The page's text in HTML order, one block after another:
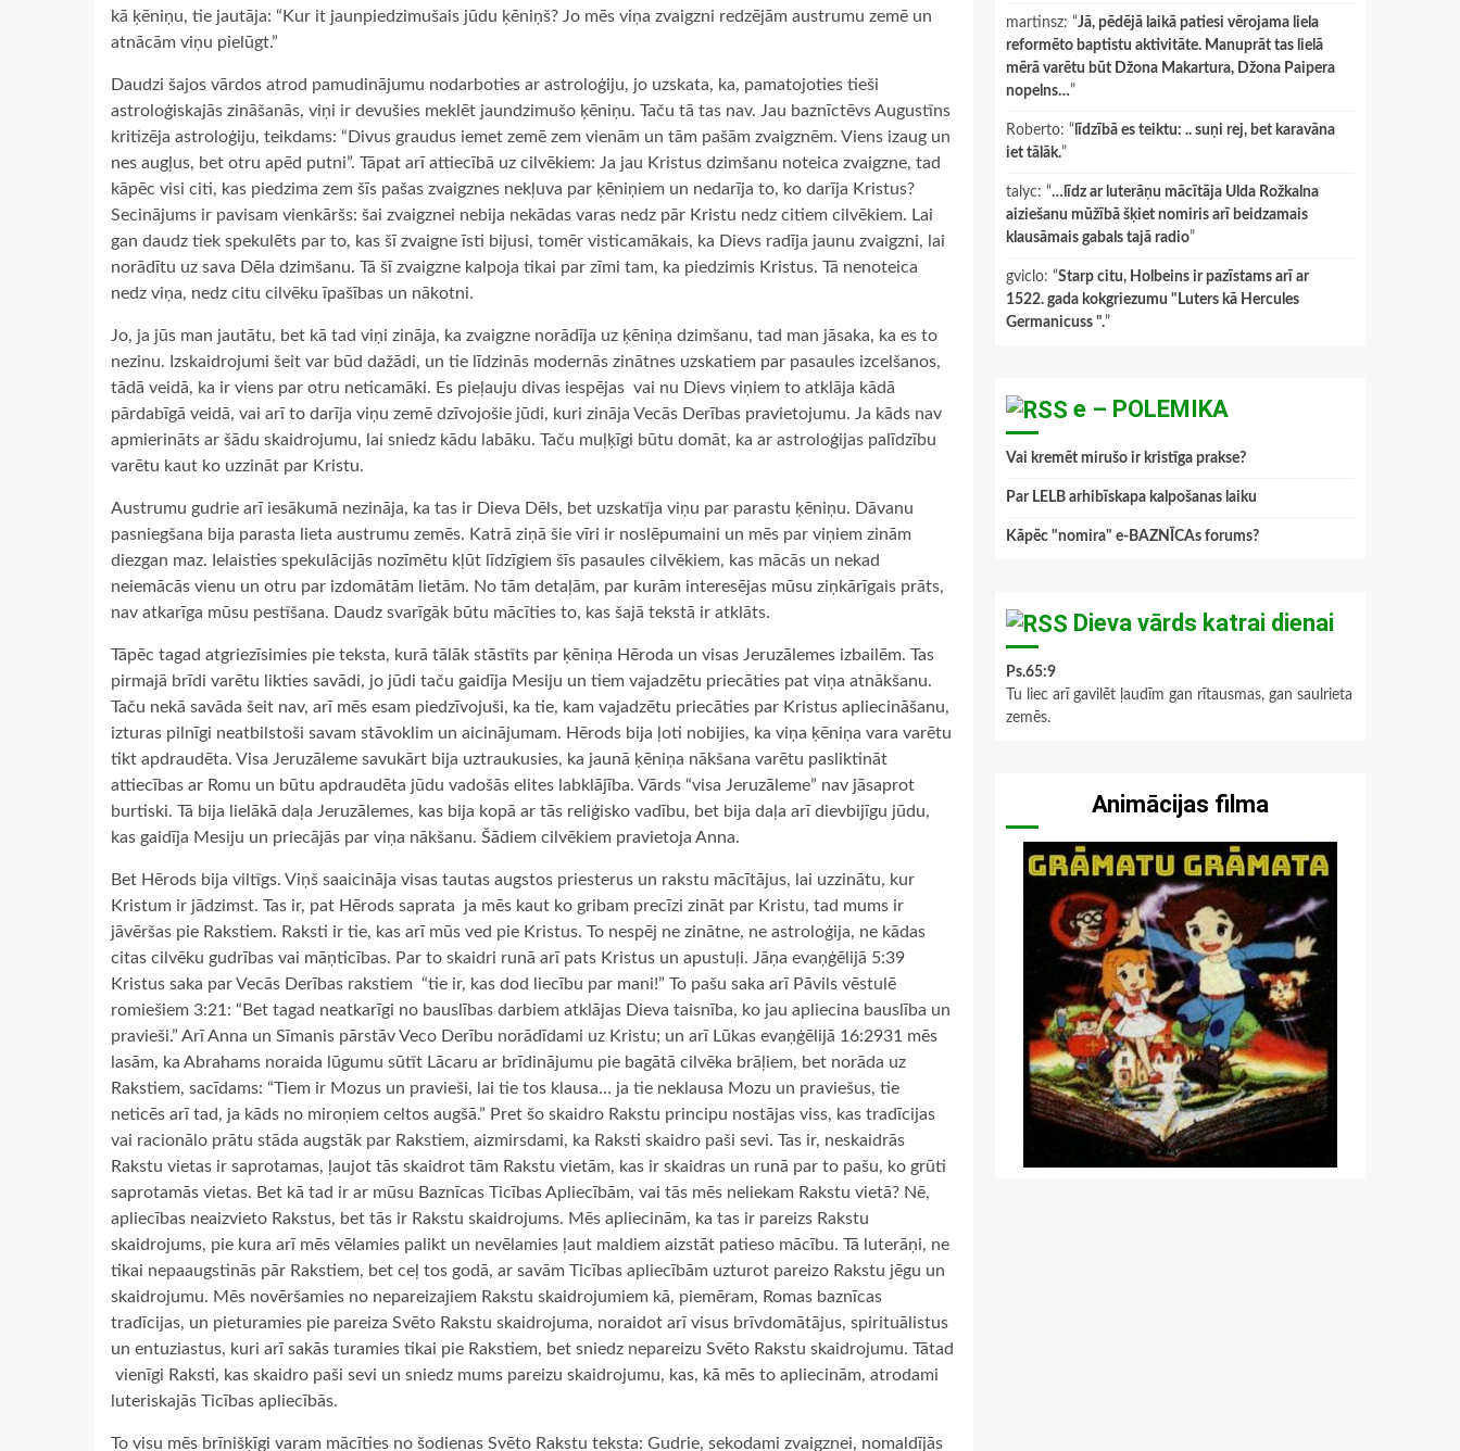
kā ķēniņu, tie jautāja: “Kur it jaunpiedzimušais jūdu ķēniņš? Jo mēs viņa zvaigzni redzējām austrumu zemē un
atnācām viņu pielūgt.”
Daudzi šajos vārdos atrod pamudinājumu nodarboties ar astroloģiju, jo uzskata, ka, pamatojoties tieši
astroloģiskajās zināšanās, viņi ir devušies meklēt jaundzimušo ķēniņu. Taču tā tas nav. Jau baznīctēvs Augustīns
kritizēja astroloģiju, teikdams: “Divus graudus iemet zemē zem vienām un tām pašām zvaigznēm. Viens izaug un
nes augļus, bet otru apēd putni”. Tāpat arī attiecībā uz cilvēkiem: Ja jau Kristus dzimšanu noteica zvaigzne, tad
kāpēc visi citi, kas piedzima zem šīs pašas zvaigznes nekļuva par ķēniņiem un nedarīja to, ko darīja Kristus?
Secinājums ir pavisam vienkāršs: šai zvaigznei nebija nekādas varas nedz pār Kristu nedz citiem cilvēkiem. Lai
gan daudz tiek spekulēts par to, kas šī zvaigne īsti bijusi, tomēr visticamākais, ka Dievs radīja jaunu zvaigzni, lai
norādītu uz sava Dēla dzimšanu. Tā šī zvaigzne kalpoja tikai par zīmi tam, ka piedzimis Kristus. Tā nenoteica
nedz viņa, nedz citu cilvēku īpašības un nākotni.
Jo, ja jūs man jautātu, bet kā tad viņi zināja, ka zvaigzne norādīja uz ķēniņa dzimšanu, tad man jāsaka, ka es to
nezinu. Izskaidrojumi šeit var būd dažādi, un tie līdzinās modernās zinātnes uzskatiem par pasaules izcelšanos,
tādā veidā, ka ir viens par otru neticamāki. Es pieļauju divas iespējas ­ vai nu Dievs viņiem to atklāja kādā
pārdabīgā veidā, vai arī to darīja viņu zemē dzīvojošie jūdi, kuri zināja Vecās Derības pravietojumu. Ja kāds nav
apmierināts ar šādu skaidrojumu, lai sniedz kādu labāku. Taču muļķīgi būtu domāt, ka ar astroloģijas palīdzību
varētu kaut ko uzzināt par Kristu.
Austrumu gudrie arī iesākumā nezināja, ka tas ir Dieva Dēls, bet uzskatīja viņu par parastu ķēniņu. Dāvanu
pasniegšana bija parasta lieta austrumu zemēs. Katrā ziņā šie vīri ir noslēpumaini un mēs par viņiem zinām
diezgan maz. Ielaisties spekulācijās nozīmētu kļūt līdzīgiem šīs pasaules cilvēkiem, kas mācās un nekad
neiemācās vienu un otru par izdomātām lietām. No tām detaļām, par kurām interesējas mūsu ziņkārīgais prāts,
nav atkarīga mūsu pestīšana. Daudz svarīgāk būtu mācīties to, kas šajā tekstā ir atklāts.
Tāpēc tagad atgriezīsimies pie teksta, kurā tālāk stāstīts par ķēniņa Hēroda un visas Jeruzālemes izbailēm. Tas
pirmajā brīdi varētu likties savādi, jo jūdi taču gaidīja Mesiju un tiem vajadzētu priecāties pat viņa atnākšanu.
Taču nekā savāda šeit nav, arī mēs esam piedzīvojuši, ka tie, kam vajadzētu priecāties par Kristus apliecināšanu,
izturas pilnīgi neatbilstoši savam stāvoklim un aicinājumam. Hērods bija ļoti nobijies, ka viņa ķēniņa vara varētu
tikt apdraudēta. Visa Jeruzāleme savukārt bija uztraukusies, ka jaunā ķēniņa nākšana varētu pasliktināt
attiecības ar Romu un būtu apdraudēta jūdu vadošās elites labklājība. Vārds “visa Jeruzāleme” nav jāsaprot
burtiski. Tā bija lielākā daļa Jeruzālemes, kas bija kopā ar tās reliģisko vadību, bet bija daļa arī dievbijīgu jūdu,
kas gaidīja Mesiju un priecājās par viņa nākšanu. Šādiem cilvēkiem pravietoja Anna.
Bet Hērods bija viltīgs. Viņš saaicināja visas tautas augstos priesterus un rakstu mācītājus, lai uzzinātu, kur
Kristum ir jādzimst. Tas ir, pat Hērods saprata ­ ja mēs kaut ko gribam precīzi zināt par Kristu, tad mums ir
jāvēršas pie Rakstiem. Raksti ir tie, kas arī mūs ved pie Kristus. To nespēj ne zinātne, ne astroloģija, ne kādas
citas cilvēku gudrības vai māņticības. Par to skaidri runā arī pats Kristus un apustuļi. Jāņa evaņģēlijā 5:39
Kristus saka par Vecās Derības rakstiem ­ “tie ir, kas dod liecību par mani!” To pašu saka arī Pāvils vēstulē
romiešiem 3:21: “Bet tagad neatkarīgi no bauslības darbiem atklājas Dieva taisnība, ko jau apliecina bauslība un
pravieši.” Arī Anna un Sīmanis pārstāv Veco Derību norādīdami uz Kristu; un arī Lūkas evaņģēlijā 16:29­31 mēs
lasām, ka Abrahams noraida lūgumu sūtīt Lācaru ar brīdinājumu pie bagātā cilvēka brāļiem, bet norāda uz
Rakstiem, sacīdams: “Tiem ir Mozus un pravieši, lai tie tos klausa… ja tie neklausa Mozu un praviešus, tie
neticēs arī tad, ja kāds no miroņiem celtos augšā.” Pret šo skaidro Rakstu principu nostājas viss, kas tradīcijas
vai racionālo prātu stāda augstāk par Rakstiem, aizmirsdami, ka Raksti skaidro paši sevi. Tas ir, neskaidrās
Rakstu vietas ir saprotamas, ļaujot tās skaidrot tām Rakstu vietām, kas ir skaidras un runā par to pašu, ko grūti
saprotamās vietas. Bet kā tad ir ar mūsu Baznīcas Ticības Apliecībām, vai tās mēs neliekam Rakstu vietā? Nē,
apliecības neaizvieto Rakstus, bet tās ir Rakstu skaidrojums. Mēs apliecinām, ka tas ir pareizs Rakstu
skaidrojums, pie kura arī mēs vēlamies palikt un nevēlamies ļaut maldiem aizstāt patieso mācību. Tā luterāņi, ne
tikai nepaaugstinās pār Rakstiem, bet ceļ tos godā, ar savām Ticības apliecībām uzturot pareizo Rakstu jēgu un
skaidrojumu. Mēs novēršamies no nepareizajiem Rakstu skaidrojumiem kā, piemēram, Romas baznīcas
tradīcijas, un pieturamies pie pareiza Svēto Rakstu skaidrojuma, noraidot arī visus brīvdomātājus, spirituālistus
un entuziastus, kuri arī sakās turamies tikai pie Rakstiem, bet sniedz nepareizu Svēto Rakstu skaidrojumu. Tātad
­ vienīgi Raksti, kas skaidro paši sevi un sniedz mums pareizu skaidrojumu, kas, kā mēs to apliecinām, atrodami
luteriskajās Ticības apliecībās.
To visu mēs brīnišķīgi varam mācīties no šodienas Svēto Rakstu teksta: Gudrie, sekodami zvaigznei, nomaldījās
martinsz: “Jā, pēdējā laikā patiesi vērojama liela
reformēto baptistu aktivitāte. Manuprāt tas lielā
mērā varētu būt Džona Makartura, Džona Paipera
nopelns…”
Roberto: “ līdzībā es teiktu: .. suņi rej, bet karavāna
iet tālāk.”
talyc: “…līdz ar luterāņu mācītāja Ulda Rožkalna
aiziešanu mūžībā šķiet nomiris arī beidzamais
klausāmais gabals tajā radio”
gviclo: “Starp citu, Holbeins ir pazīstams arī ar
1522. gada kokgriezumu "Luters kā Hercules
Germanicuss ".”
e – POLEMIKA
Vai kremēt mirušo ir kristīga prakse?
Par LELB arhibīskapa kalpošanas laiku
Kāpēc "nomira" e-BAZNĪCAs forums?
Dieva vārds katrai dienai
Ps.65:9
Tu liec arī gavilēt ļaudīm gan rītausmas, gan saulrieta
zemēs.
Animācijas filma